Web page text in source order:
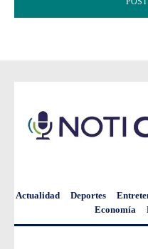
Actualidad Deportes
Economía